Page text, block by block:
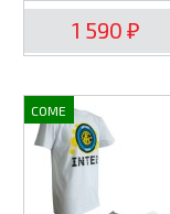
1 590 ₽
COME